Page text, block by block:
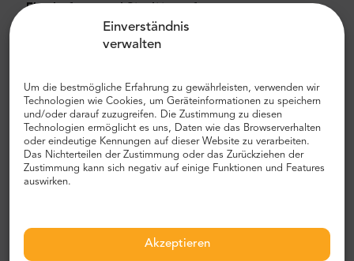
Einverständnis
verwalten
Um die bestmögliche Erfahrung zu gewährleisten, verwenden wir
Technologien wie Cookies, um Geräteinformationen zu speichern
und/oder darauf zuzugreifen. Die Zustimmung zu diesen
Technologien ermöglicht es uns, Daten wie das Browserverhalten
oder eindeutige Kennungen auf dieser Website zu verarbeiten.
Das Nichterteilen der Zustimmung oder das Zurückziehen der
Zustimmung kann sich negativ auf einige Funktionen und Features
auswirken.
Akzeptieren
Flughafen- und Stadttransfer
Auf der Suche nach einem zuverlässigen und
für Reisende. Wir bieten Tür-zu-Tür-Transport in neuen,
modernen, komfortablen klimatisierten Mercedes-Benz
Minivans und Minibussen. Unsere Crew besteht aus
erfahrenen Fahrern, die fließend Englisch sprechen.
Flughafen- und Stadttransferkosten
Preise sind fest, ohne versteckte Kosten. Sie müssen nicht
mit Bargeld bezahlen. Sie können im Voraus mit Ihrer